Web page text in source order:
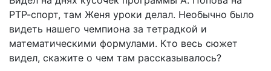
РТР-спорт, там Женя уроки делал. Необычно было
видеть нашего чемпиона за тетрадкой и
математическими формулами. Кто весь сюжет
видел, скажите о чем там рассказывалось?